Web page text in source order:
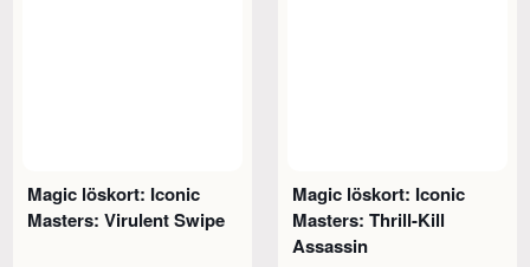
Magic löskort: Iconic
Masters: Virulent Swipe
Magic löskort: Iconic
Masters: Thrill-Kill
Assassin